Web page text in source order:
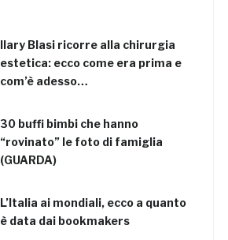
Ilary Blasi ricorre alla chirurgia
estetica: ecco come era prima e
com’è adesso…
30 buffi bimbi che hanno
“rovinato” le foto di famiglia
(GUARDA)
L’Italia ai mondiali, ecco a quanto
è data dai bookmakers